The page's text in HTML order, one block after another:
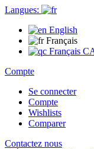
Langues:
English
Français
Français
Compte
Se connecter
Compte
Wishlists
Comparer
Contactez nous